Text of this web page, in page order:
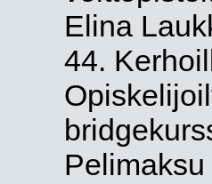
Elina
44.